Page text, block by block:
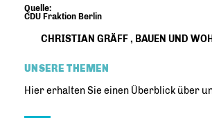
Quelle:
CDU Fraktion Berlin
CHRISTIAN GRÄFF, BAUEN UND
UNSERE THEMEN
Hier erhalten Sie einen Überblick über